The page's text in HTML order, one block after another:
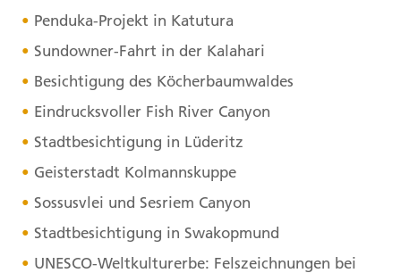
Penduka-Projekt in Katutura
Sundowner-Fahrt in der Kalahari
Besichtigung des Köcherbaumwaldes
Eindrucksvoller Fish River Canyon
Stadtbesichtigung in Lüderitz
Geisterstadt Kolmannskuppe
Sossusvlei und Sesriem Canyon
Stadtbesichtigung in Swakopmund
UNESCO-Weltkulturerbe: Felszeichnungen bei